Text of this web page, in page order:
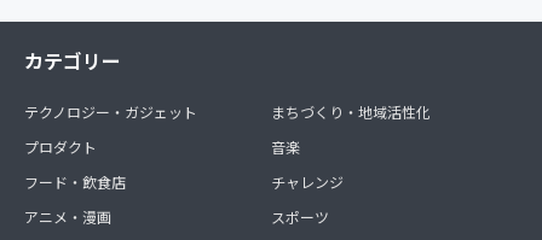
カテゴリー
テクノロジー・ガジェット
プロダクト
フード・飲食店
アニメ・漫画
まちづくり・地域活性化
音楽
チャレンジ
スポーツ